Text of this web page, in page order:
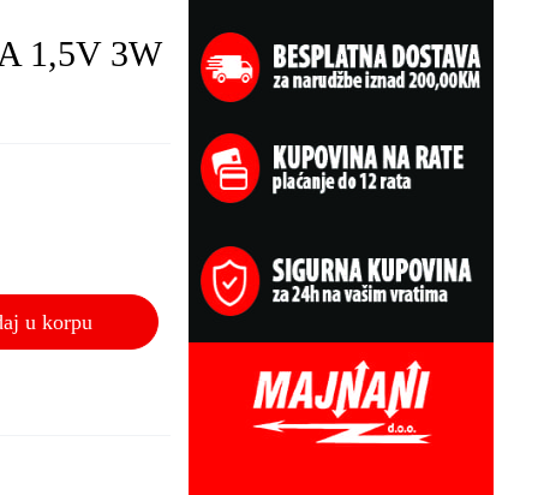
1,5V 3W
u korpu